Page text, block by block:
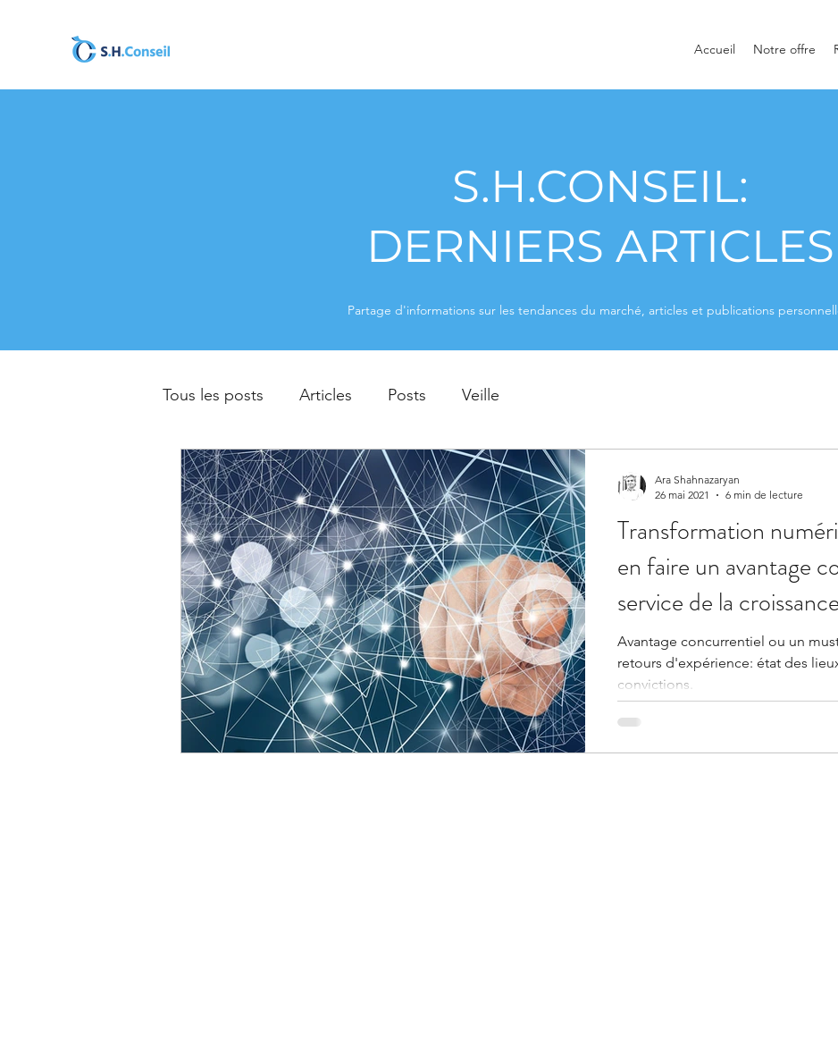
Accueil Notre offre
S.H.CONSEIL:
DERNIERS ARTICLES
Partage d'informations sur les tendances du marché, articles et publications
Tous les posts Articles Posts Veille
Transformation
en faire un avantage
service de la croissance
Avantage concurrentiel ou un
retours d'expérience: état des
convictions.
Ara Shahnazaryan
26 mai 2021
6 min de lecture